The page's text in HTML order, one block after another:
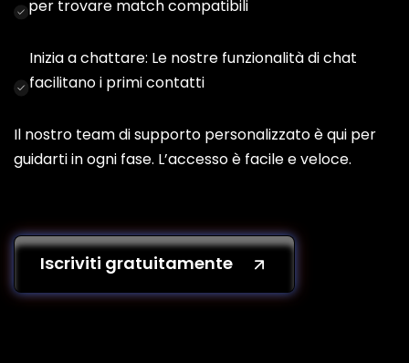
per trovare match compatibili
Inizia a chattare: Le nostre funzionalità di chat
facilitano i primi contatti
Il nostro team di supporto personalizzato è qui per
guidarti in ogni fase. L’accesso è facile e veloce.
Iscriviti gratuitamente